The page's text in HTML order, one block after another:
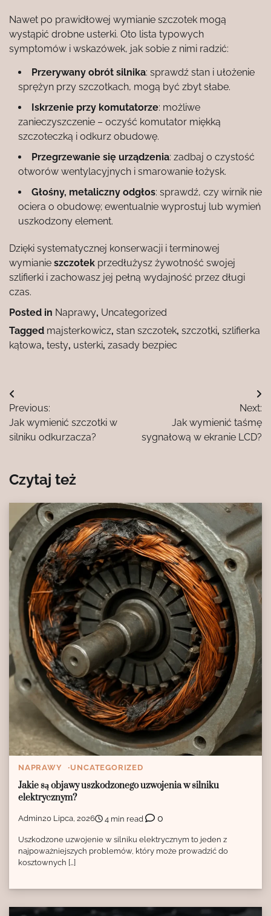
Nawet po prawidłowej wymianie szczotek mogą
wystąpić drobne usterki. Oto lista typowych
symptomów i wskazówek, jak sobie z nimi radzić:
Przerywany obrót silnika: sprawdź stan i ułożenie
sprężyn przy szczotkach, mogą być zbyt słabe.
Iskrzenie przy komutatorze: możliwe
zanieczyszczenie – oczyść komutator miękką
szczoteczką i odkurz obudowę.
Przegrzewanie się urządzenia: zadbaj o czystość
otworów wentylacyjnych i smarowanie łożysk.
Głośny, metaliczny odgłos: sprawdź, czy wirnik nie
ociera o obudowę; ewentualnie wyprostuj lub wymień
uszkodzony element.
Dzięki systematycznej konserwacji i terminowej
wymianie szczotek przedłużysz żywotność swojej
szlifierki i zachowasz jej pełną wydajność przez długi
czas.
Posted in Naprawy, Uncategorized
Tagged majsterkowicz, stan szczotek, szczotki, szlifierka
kątowa, testy, usterki, zasady bezpiec
Nawigacja
wpisu
Previous:
Jak wymienić szczotki w
silniku odkurzacza?
Next:
Jak wymienić taśmę
sygnałową w ekranie LCD?
Czytaj też
NAPRAWY UNCATEGORIZED
Jakie są objawy uszkodzonego uzwojenia w silniku
elektrycznym?
Admin20 Lipca, 2026 4 min read 0
Uszkodzone uzwojenie w silniku elektrycznym to jeden z
najpoważniejszych problemów, który może prowadzić do
kosztownych […]